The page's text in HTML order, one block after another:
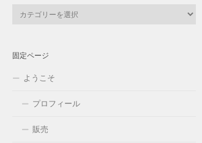
ー
固定ページ
ようこそ
プロフィール
販売